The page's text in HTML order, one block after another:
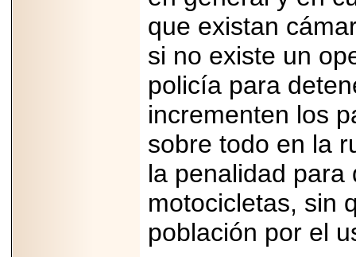
que existan
si no existe un
policía para
incrementen los
sobre todo en la
la penalidad para
motocicletas, sin
población por el